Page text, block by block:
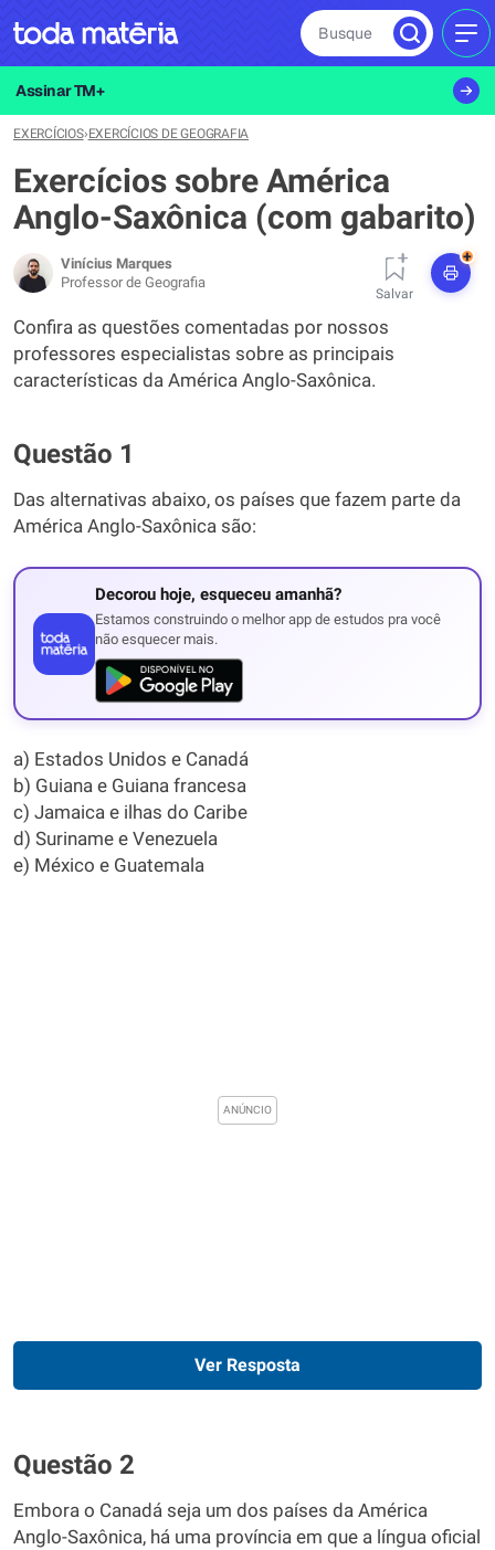
Busque
Assinar TM+
EXERCÍCIOS›EXERCÍCIOS DE GEOGRAFIA
Exercícios sobre América
Anglo-Saxônica (com gabarito)
Vinícius Marques
Professor de Geografia
Salvar
+
Confira as questões comentadas por nossos
professores especialistas sobre as principais
características da América Anglo-Saxônica.
Questão 1
Das alternativas abaixo, os países que fazem parte da
América Anglo-Saxônica são:
Decorou hoje, esqueceu amanhã?
Estamos construindo o melhor app de estudos pra você
não esquecer mais.
a) Estados Unidos e Canadá
b) Guiana e Guiana francesa
c) Jamaica e ilhas do Caribe
d) Suriname e Venezuela
e) México e Guatemala
Ver Resposta
Questão 2
Embora o Canadá seja um dos países da América
Anglo-Saxônica, há uma província em que a língua oficial